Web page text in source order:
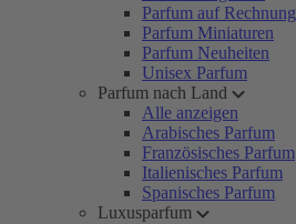
Parfum auf Rechnung
Parfum Miniaturen
Parfum Neuheiten
Unisex Parfum
Parfum nach Land
Alle anzeigen
Arabisches Parfum
Französisches Parfum
Italienisches Parfum
Spanisches Parfum
Luxusparfum